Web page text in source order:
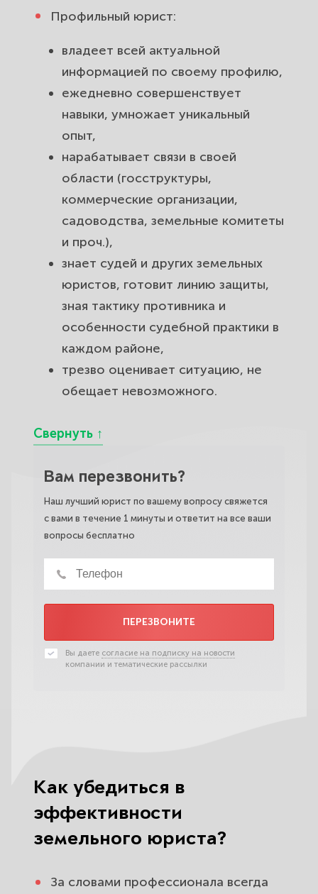
Профильный юрист:
владеет всей актуальной
информацией по своему профилю,
ежедневно совершенствует
навыки, умножает уникальный
опыт,
нарабатывает связи в своей
области (госструктуры,
коммерческие организации,
садоводства, земельные комитеты
и проч.),
знает судей и других земельных
юристов, готовит линию защиты,
зная тактику противника и
особенности судебной практики в
каждом районе,
трезво оценивает ситуацию, не
обещает невозможного.
Вам перезвонить?
Наш лучший юрист по вашему вопросу свяжется
с вами в течение 1 минуты и ответит на все ваши
вопросы бесплатно
ПЕРЕЗВОНИТЕ
Вы даете согласие на подписку на новости
компании и тематические рассылки
Как убедиться в
эффективности
земельного юриста?
За словами профессионала всегда